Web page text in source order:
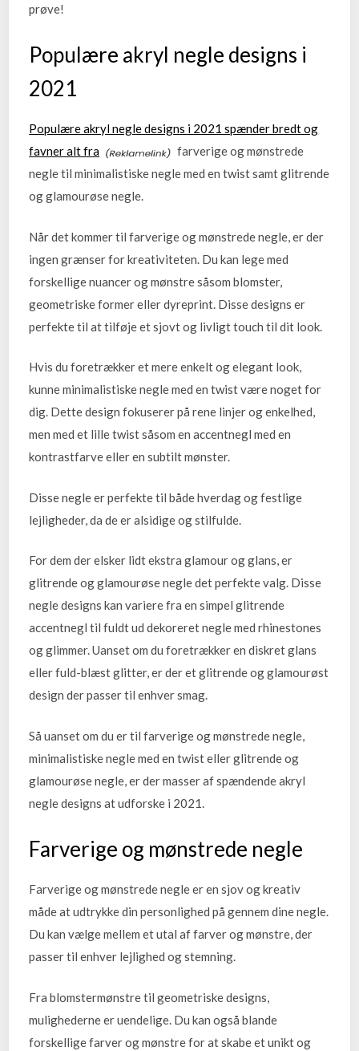
prøve!
Populære akryl negle designs i
2021
Populære akryl negle designs i 2021 spænder bredt og
favner alt fra
farverige og mønstrede
negle til minimalistiske negle med en twist samt glitrende
og glamourøse negle.
Når det kommer til farverige og mønstrede negle, er der
ingen grænser for kreativiteten. Du kan lege med
forskellige nuancer og mønstre såsom blomster,
geometriske former eller dyreprint. Disse designs er
perfekte til at tilføje et sjovt og livligt touch til dit look.
Hvis du foretrækker et mere enkelt og elegant look,
kunne minimalistiske negle med en twist være noget for
dig. Dette design fokuserer på rene linjer og enkelhed,
men med et lille twist såsom en accentnegl med en
kontrastfarve eller en subtilt mønster.
Disse negle er perfekte til både hverdag og festlige
lejligheder, da de er alsidige og stilfulde.
For dem der elsker lidt ekstra glamour og glans, er
glitrende og glamourøse negle det perfekte valg. Disse
negle designs kan variere fra en simpel glitrende
accentnegl til fuldt ud dekoreret negle med rhinestones
og glimmer. Uanset om du foretrækker en diskret glans
eller fuld-blæst glitter, er der et glitrende og glamourøst
design der passer til enhver smag.
Så uanset om du er til farverige og mønstrede negle,
minimalistiske negle med en twist eller glitrende og
glamourøse negle, er der masser af spændende akryl
negle designs at udforske i 2021.
Farverige og mønstrede negle
Farverige og mønstrede negle er en sjov og kreativ
måde at udtrykke din personlighed på gennem dine negle.
Du kan vælge mellem et utal af farver og mønstre, der
passer til enhver lejlighed og stemning.
Fra blomstermønstre til geometriske designs,
mulighederne er uendelige. Du kan også blande
forskellige farver og mønstre for at skabe et unikt og